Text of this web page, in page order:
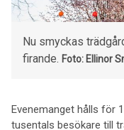
Nu smyckas
firande. Foto: Ellinor
Evenemanget hålls för
tusentals besökare till